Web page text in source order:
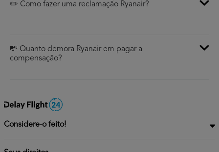
✏️ Como fazer uma reclamação Ryanair?
💸 Quanto demora Ryanair em pagar a
compensação?
Considere-o feito!